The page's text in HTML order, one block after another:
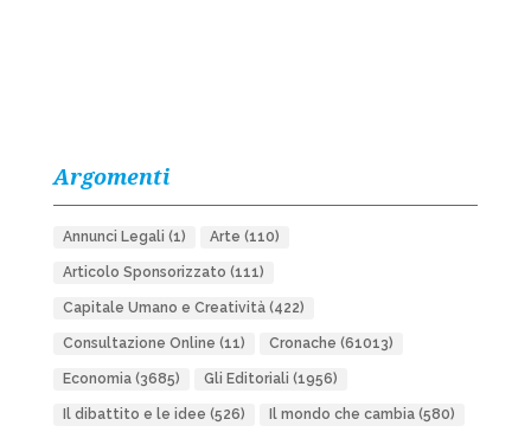
Argomenti
Annunci Legali (1) Arte (110)
Articolo Sponsorizzato (111)
Capitale Umano e Creatività(422)
Consultazione Online (11) Cronache (61013)
Economia(3685) Gli Editoriali (1956)
Il dibattito e le idee (526) Il mondo che cambia(580)